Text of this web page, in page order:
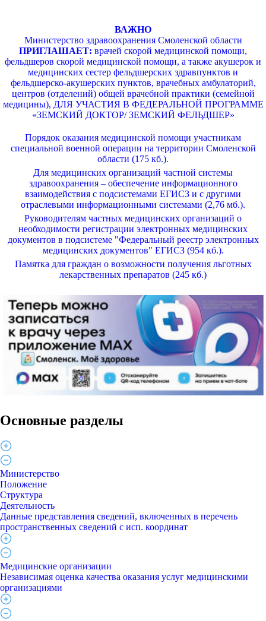
ВАЖНО
Министерство здравоохранения Смоленской области
ПРИГЛАШАЕТ: врачей скорой медицинской помощи,
фельдшеров скорой медицинской помощи, а также акушерок и
медицинских сестер фельдшерских здравпунктов и
фельдшерско-акушерских пунктов, врачебных амбулаторий,
центров (отделений) общей врачебной практики (семейной
медицины), ДЛЯ УЧАСТИЯ В ФЕДЕРАЛЬНОЙ ПРОГРАММЕ
«ЗЕМСКИЙ ДОКТОР/ ЗЕМСКИЙ ФЕЛЬДШЕР»
Порядок оказания медицинской помощи участникам
специальной военной операции на территории Смоленской
области (175 кб.).
Для медицинских организаций частной системы
здравоохранения – обеспечение информационного
взаимодействия с подсистемами ЕГИСЗ и с другими
отраслевыми информационными системами (2,76 мб.).
Руководителям частных медицинских организаций о
необходимости регистрации электронных медицинских
документов в подсистеме "Федеральный реестр электронных
медицинских документов" ЕГИСЗ (954 кб.).
Памятка для граждан о возможности получения льготных
лекарственных препаратов (245 кб.)
Основные разделы
Министерство
Положение
Структура
Деятельность
Данные представления сведений, включенных в перечень
пространственных сведений с исп. координат
Медицинские организации
Независимая оценка качества оказания услуг медицинскими
организациями